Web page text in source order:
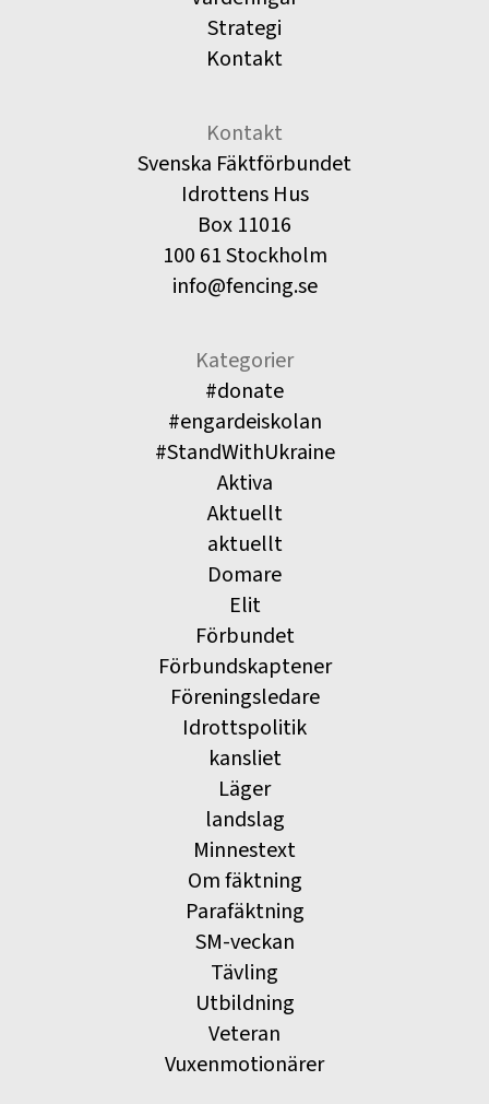
Strategi
Kontakt
Kontakt
Svenska Fäktförbundet
Idrottens Hus
Box 11016
100 61 Stockholm
info@fencing.se
Kategorier
#donate
#engardeiskolan
#StandWithUkraine
Aktiva
Aktuellt
aktuellt
Domare
Elit
Förbundet
Förbundskaptener
Föreningsledare
Idrottspolitik
kansliet
Läger
landslag
Minnestext
Om fäktning
Parafäktning
SM-veckan
Tävling
Utbildning
Veteran
Vuxenmotionärer